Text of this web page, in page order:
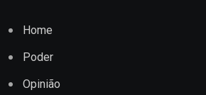
Home
Poder
Opinião